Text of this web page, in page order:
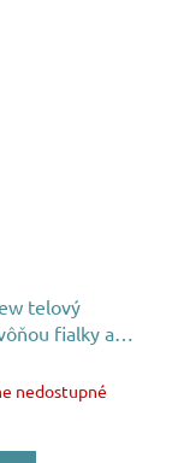
telový
fialky a
nedostupné